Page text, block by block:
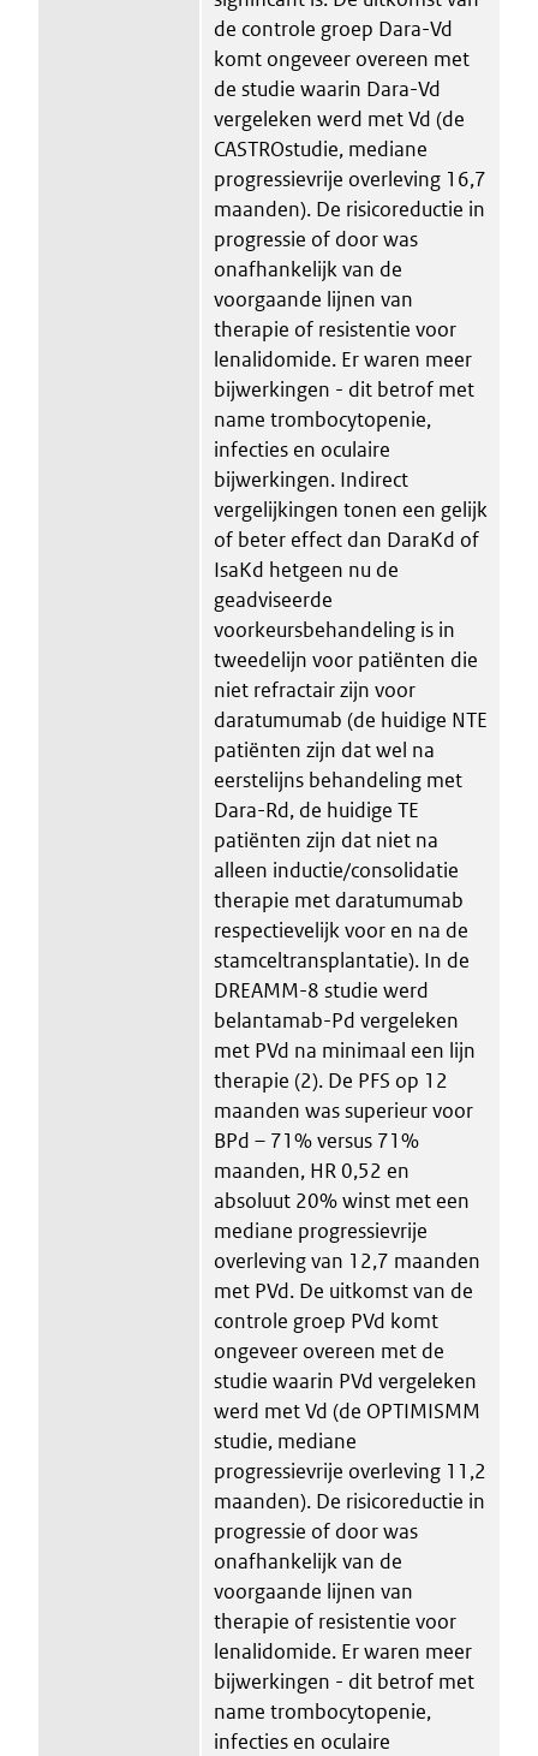
de controle groep Dara-Vd
komt ongeveer overeen met
de studie waarin Dara-Vd
vergeleken werd met Vd (de
CASTROstudie, mediane
progressievrije overleving 16,7
maanden). De risicoreductie in
progressie of door was
onafhankelijk van de
voorgaande lijnen van
therapie of resistentie voor
lenalidomide. Er waren meer
bijwerkingen - dit betrof met
name trombocytopenie,
infecties en oculaire
bijwerkingen. Indirect
vergelijkingen tonen een gelijk
of beter effect dan DaraKd of
IsaKd hetgeen nu de
geadviseerde
voorkeursbehandeling is in
tweedelijn voor patiënten die
niet refractair zijn voor
daratumumab (de huidige NTE
patiënten zijn dat wel na
eerstelijns behandeling met
Dara-Rd, de huidige TE
patiënten zijn dat niet na
alleen inductie/consolidatie
therapie met daratumumab
respectievelijk voor en na de
stamceltransplantatie). In de
DREAMM-8 studie werd
belantamab-Pd vergeleken
met PVd na minimaal een lijn
therapie (2). De PFS op 12
maanden was superieur voor
BPd – 71% versus 71%
maanden, HR 0,52 en
absoluut 20% winst met een
mediane progressievrije
overleving van 12,7 maanden
met PVd. De uitkomst van de
controle groep PVd komt
ongeveer overeen met de
studie waarin PVd vergeleken
werd met Vd (de OPTIMISMM
studie, mediane
progressievrije overleving 11,2
maanden). De risicoreductie in
progressie of door was
onafhankelijk van de
voorgaande lijnen van
therapie of resistentie voor
lenalidomide. Er waren meer
bijwerkingen - dit betrof met
name trombocytopenie,
infecties en oculaire